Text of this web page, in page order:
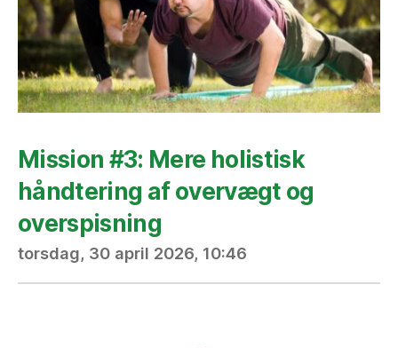
Mission #3: Mere holistisk
håndtering af overvægt og
overspisning
torsdag, 30 april 2026, 10:46